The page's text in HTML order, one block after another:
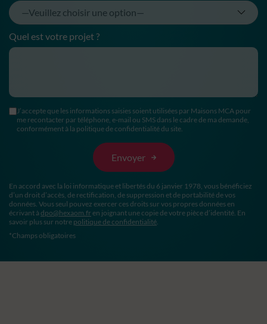
Quel est votre projet ?
J’accepte que les informations saisies soient utilisées par Maisons MCA pour
me recontacter par téléphone, e-mail ou SMS dans le cadre de ma demande,
conformément à la politique de confidentialité du site.
En accord avec la loi informatique et libertés du 6 janvier 1978, vous bénéficiez
d’un droit d’accès, de rectification, de suppression et de portabilité de vos
données. Vous seul pouvez exercer ces droits sur vos propres données en
écrivant à dpo@hexaom.fr en joignant une copie de votre pièce d’identité. En
savoir plus sur notre politique de confidentialité.
*Champs obligatoires